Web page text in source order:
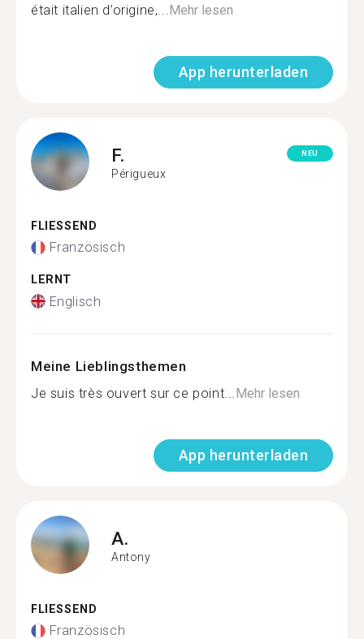
était italien d’origine,... Mehr lesen
App herunterladen
F.
Périgueux
NEU
FLIESSEND
Französisch
LERNT
Englisch
Meine Lieblingsthemen
Je suis très ouvert sur ce point... Mehr lesen
App herunterladen
A.
Antony
FLIESSEND
Französisch